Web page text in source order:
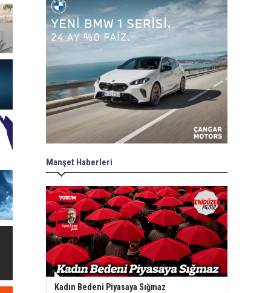
Manşet Haberleri
Kadın Bedeni Piyasaya Sığmaz